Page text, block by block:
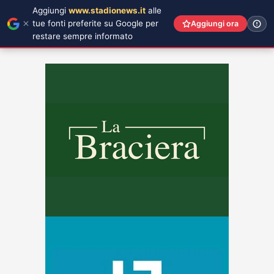
Aggiungi www.stadionews.it alle
tue fonti preferite su Google per
restare sempre informato
Aggiungi ora